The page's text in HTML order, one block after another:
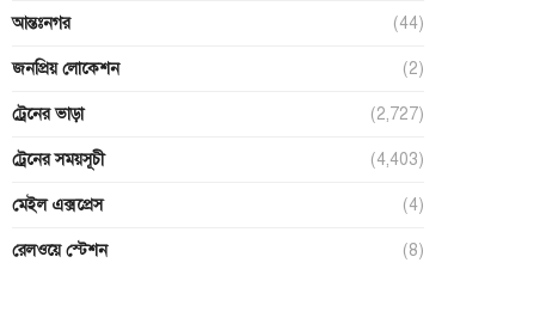
আন্তঃনগর (44)
জনপ্রিয় লোকেশন (2)
ট্রেনের ভাড়া (2,727)
ট্রেনের সময়সূচী (4,403)
মেইল এক্সপ্রেস (4)
রেলওয়ে স্টেশন (8)